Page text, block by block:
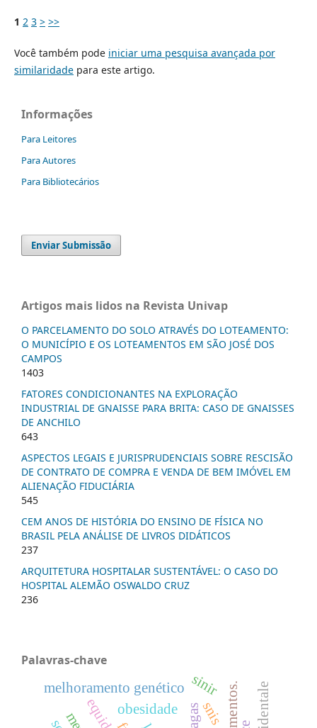
1 2 3 > >>
Você também pode iniciar uma pesquisa avançada por
similaridadepara este artigo.
Informações
Para Leitores
Para Autores
Para Bibliotecários
Enviar Submissão
Artigos mais lidos na Revista Univap
O PARCELAMENTO DO SOLO ATRAVÉS DO LOTEAMENTO:
O MUNICÍPIO E OS LOTEAMENTOS EM SÃO JOSÉ DOS
CAMPOS
1403
FATORES CONDICIONANTES NA EXPLORAÇÃO
INDUSTRIAL DE GNAISSE PARA BRITA: CASO DE GNAISSES
DE ANCHILO
643
ASPECTOS LEGAIS E JURISPRUDENCIAIS SOBRE RESCISÃO
DE CONTRATO DE COMPRA E VENDA DE BEM IMÓVEL EM
ALIENAÇÃO FIDUCIÁRIA
545
CEM ANOS DE HISTÓRIA DO ENSINO DE FÍSICA NO
BRASIL PELA ANÁLISE DE LIVROS DIDÁTICOS
237
ARQUITETURA HOSPITALAR SUSTENTÁVEL: O CASO DO
HOSPITAL ALEMÃO OSWALDO CRUZ
236
Palavras-chave
melhoramento genético
obesidade snis
sinir